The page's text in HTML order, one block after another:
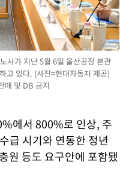
사가 지난 5월 6일 울산공장 본관
고 있다. (사진=현대자동차 제공)
매 및 DB 금지
에서 800%로 인상, 주
급 시기와 연동한 정년
원 등도 요구안에 포함됐